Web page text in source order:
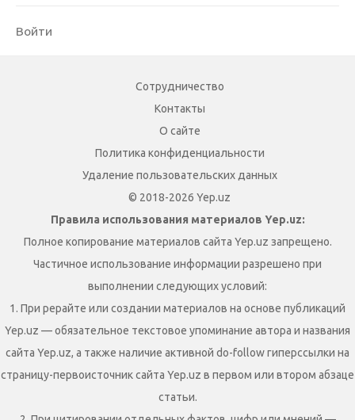
Войти
Сотрудничество
Контакты
О сайте
Политика конфиденциальности
Удаление пользовательских данных
© 2018-2026 Yep.uz
Правила использования материалов Yep.uz:
Полное копирование материалов сайта Yep.uz запрещено.
Частичное использование информации разрешено при
выполнении следующих условий:
1. При рерайте или создании материалов на основе публикаций
Yep.uz — обязательное текстовое упоминание автора и названия
сайта Yep.uz, а также наличие активной do-follow гиперссылки на
страницу-первоисточник сайта Yep.uz в первом или втором абзаце
статьи.